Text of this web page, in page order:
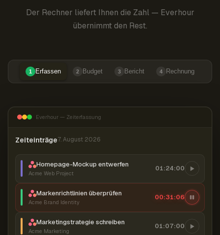
Der Rechner liefert Ihnen die Zahl — Everhour
übernimmt den Rest.
1 Erfassen 2 Budget 3 Bericht 4 Rechnung
Everhour — Zeiterfassung
Zeiteinträge7. August 2026
Homepage-Mockup entwerfen
Acme Web Project
01:24:00
Markenrichtlinien überprüfen
Acme Brand Identity
00:31:07
Marketingstrategie schreiben
Acme Marketing
01:07:00